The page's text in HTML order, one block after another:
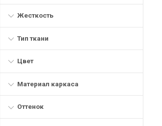
Жесткость
Тип ткани
Цвет
Материал каркаса
Оттенок